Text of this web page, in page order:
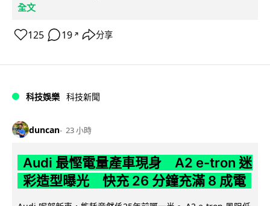
全文
125 19 ↗ 分享
科技娛樂 科技新聞
duncan 23 小時
Audi 最慳電量產車現身 A2 e-tron 迷
彩造型曝光 快充 26 分鐘充滿 8 成電